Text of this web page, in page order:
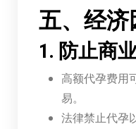
五、经济
1. 防止商
高额代孕费用
易。
法律禁止代孕